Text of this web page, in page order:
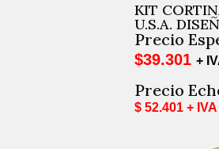
KIT
U.S.A.
Precio
$39.301 +
Precio
$ 52.401 + IVA